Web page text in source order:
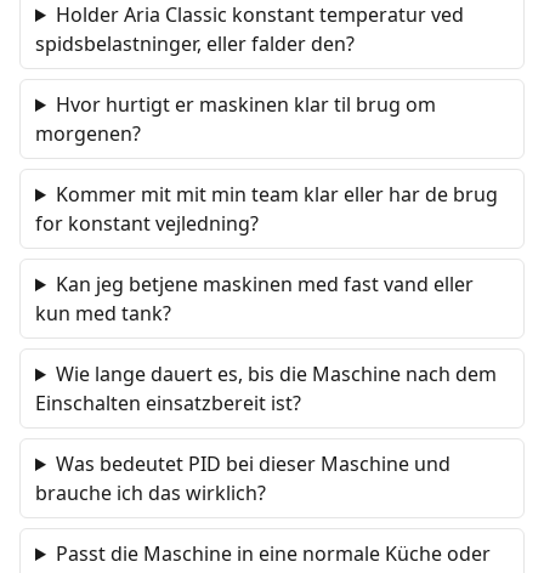
Holder Aria Classic konstant temperatur ved
spidsbelastninger, eller falder den?
Hvor hurtigt er maskinen klar til brug om
morgenen?
Kommer mit mit min team klar eller har de brug
for konstant vejledning?
Kan jeg betjene maskinen med fast vand eller
kun med tank?
Wie lange dauert es, bis die Maschine nach dem
Einschalten einsatzbereit ist?
Was bedeutet PID bei dieser Maschine und
brauche ich das wirklich?
Passt die Maschine in eine normale Küche oder